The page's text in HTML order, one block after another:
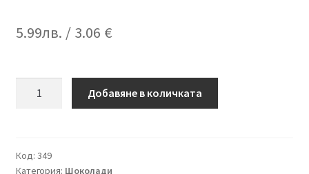
5.99лв. / 3.06 €
Шоколад
Добавяне в количката
Код: 349
Категория: Шоколади